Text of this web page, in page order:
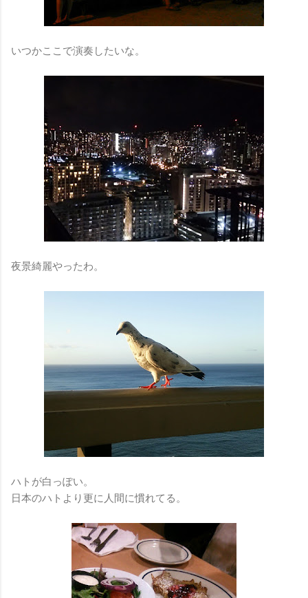
いつかここで演奏したいな。
夜景綺麗やったわ。
ハトが白っぽい。
日本のハトより更に人間に慣れてる。